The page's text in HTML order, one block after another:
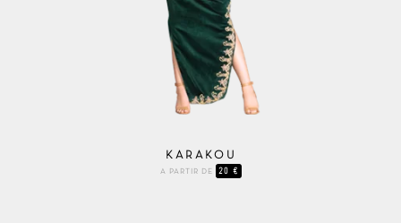
KARAKOU
A PARTIR DE 20 €